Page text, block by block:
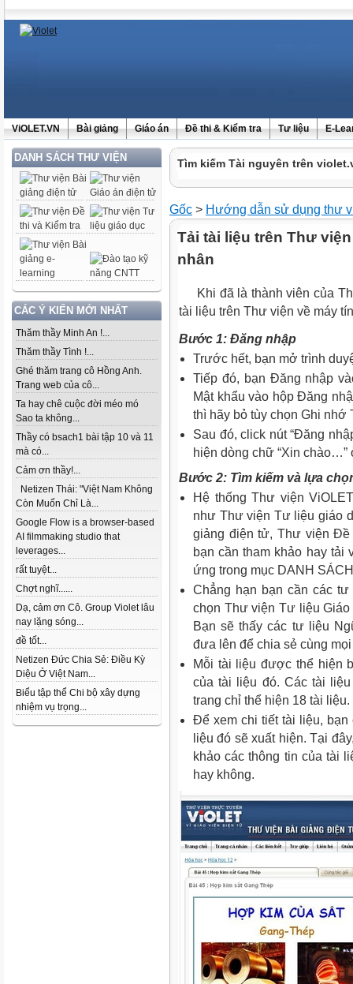
ViOLET.VN Bài giảng Giáo án Đề thi & Kiểm tra Tư liệu E-
DANH SÁCH THƯ VIỆN
CÁC Ý KIẾN MỚI NHẤT
Thăm thầy Minh An !...
Thăm thầy Tình !...
Ghé thăm trang cô Hồng Anh.
Trang web của cô...
Ta hay chê cuộc đời méo mó
Sao ta không...
Thầy có bsach1 bài tập 10 và 11
mà có...
Cảm ơn thầy!...
Netizen Thái: "Việt Nam Không
Còn Muốn Chỉ Là...
Google Flow is a browser-based
AI filmmaking studio that
leverages...
rất tuyệt...
Chợt nghĩ......
Dạ, cảm ơn Cô. Group Violet lâu
nay lặng sóng...
đề tốt...
Netizen Đức Chia Sẻ: Điều Kỳ
Diệu Ở Việt Nam...
Biểu tập thể Chi bộ xây dựng
nhiệm vụ trọng...
Tìm kiếm Tài nguyên trên
Gốc > Hướng dẫn sử dụng thư
Tải tài liệu trên Thư
nhân
Khi đã là thành viên của
tài liệu trên Thư viện về máy
Bước 1: Đăng nhập
Trước hết, bạn mở trình
Tiếp đó, bạn Đăng nhập
Mật khẩu vào hộp Đăng
thì hãy bỏ tùy chọn Ghi nhớ
Sau đó, click nút “Đăng
hiện dòng chữ “Xin chào…”
Bước 2: Tìm kiếm và lựa
Hệ thống Thư viện
như Thư viện Tư liệu giáo
giảng điện tử, Thư viện
bạn cần tham khảo hay
ứng trong mục DANH
Chẳng hạn bạn cần các
chọn Thư viện Tư liệu
Bạn sẽ thấy các tư liệu
đưa lên để chia sẻ cùng
Mỗi tài liệu được thể hiện
của tài liệu đó. Các tài
trang chỉ thể hiện 18 tài liệu.
Để xem chi tiết tài liệu,
liệu đó sẽ xuất hiện. Tại
khảo các thông tin của tài
hay không.